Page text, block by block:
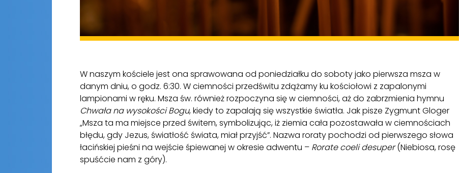
W naszym kościele jest ona sprawowana od poniedziałku do soboty jako pierwsza msza w
danym dniu, o godz. 6:30. W ciemności przedświtu zdążamy ku kościołowi z zapalonymi
lampionami w ręku. Msza św. również rozpoczyna się w ciemności, aż do zabrzmienia hymnu
Chwała na wysokości Bogu, kiedy to zapalają się wszystkie światła. Jak pisze Zygmunt Gloger
„Msza ta ma miejsce przed świtem, symbolizując, iż ziemia cała pozostawała w ciemnościach
błędu, gdy Jezus, światłość świata, miał przyjść”. Nazwa roraty pochodzi od pierwszego słowa
łacińskiej pieśni na wejście śpiewanej w okresie adwentu – Rorate coeli desuper(Niebiosa, rosę
spuśćcie nam z góry).